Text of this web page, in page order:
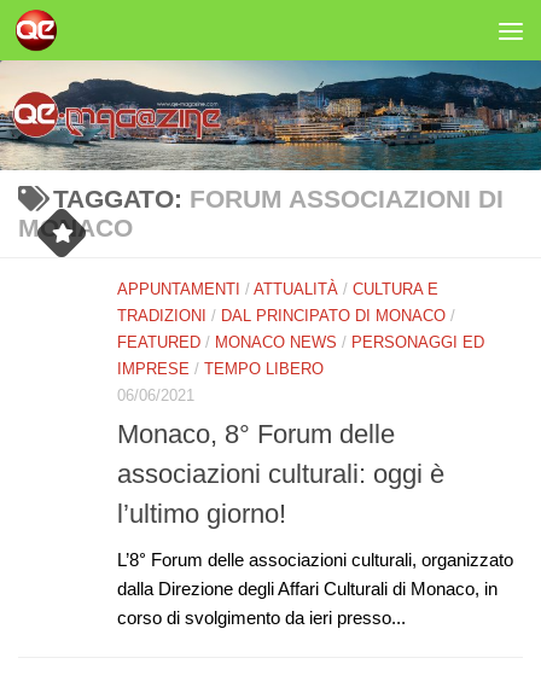
Salta al contenuto
TAGGATO: FORUM ASSOCIAZIONI DI
MONACO
APPUNTAMENTI / ATTUALITÀ / CULTURA E
TRADIZIONI / DAL PRINCIPATO DI MONACO /
FEATURED / MONACO NEWS / PERSONAGGI ED
IMPRESE / TEMPO LIBERO
06/06/2021
Monaco, 8° Forum delle
associazioni culturali: oggi è
l’ultimo giorno!
L’8° Forum delle associazioni culturali, organizzato
dalla Direzione degli Affari Culturali di Monaco, in
corso di svolgimento da ieri presso...